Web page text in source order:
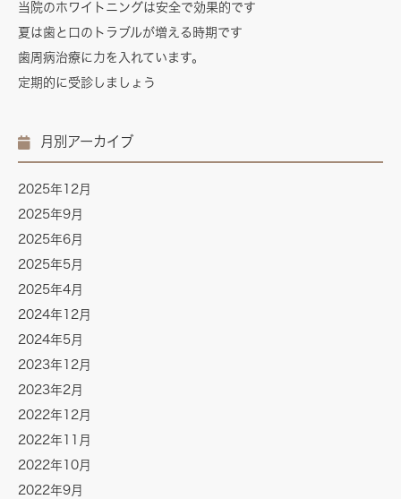
当院のホワイトニングは安全で効果的です
夏は歯と口のトラブルが増える時期です
歯周病治療に力を入れています。
定期的に受診しましょう
月別アーカイブ
2025年12月
2025年9月
2025年6月
2025年5月
2025年4月
2024年12月
2024年5月
2023年12月
2023年2月
2022年12月
2022年11月
2022年10月
2022年9月